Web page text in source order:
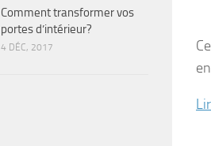
Comment transformer vos
portes d’intérieur?
4 DÉC, 2017